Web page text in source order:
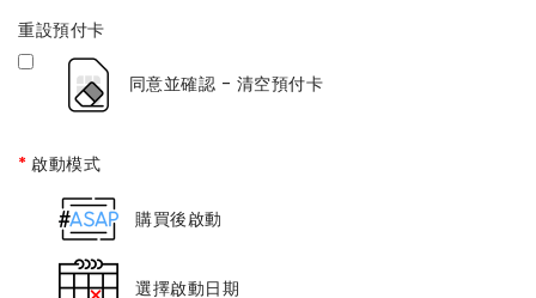
重設預付卡
同意並確認 - 清空預付卡
啟動模式
購買後啟動
選擇啟動日期